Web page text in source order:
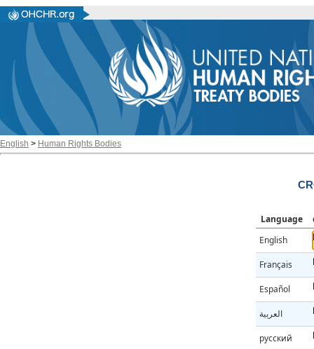
English > Human Rights Bodies
Language
English
Français
Español
العربية
русский